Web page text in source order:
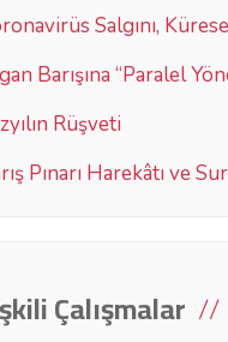
Salgını,
Barışına “Paralel
Rüşveti
Pınarı Harekâtı ve
Çalışmalar